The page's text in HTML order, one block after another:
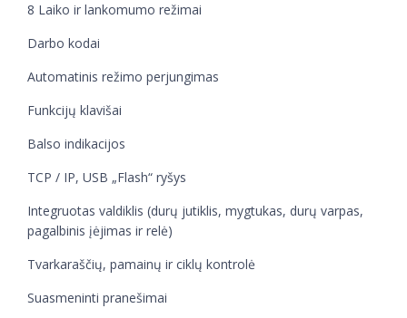
8 Laiko ir lankomumo režimai
Darbo kodai
Automatinis režimo perjungimas
Funkcijų klavišai
Balso indikacijos
TCP / IP, USB „Flash“ ryšys
Integruotas valdiklis (durų jutiklis, mygtukas, durų varpas,
pagalbinis įėjimas ir relė)
Tvarkaraščių, pamainų ir ciklų kontrolė
Suasmeninti pranešimai